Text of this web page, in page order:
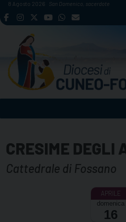
Skip
to
8 Agosto 2026 San Domenico, sacerdote
CRESIME DEGLI
Cattedrale di Fossano
domenica
16